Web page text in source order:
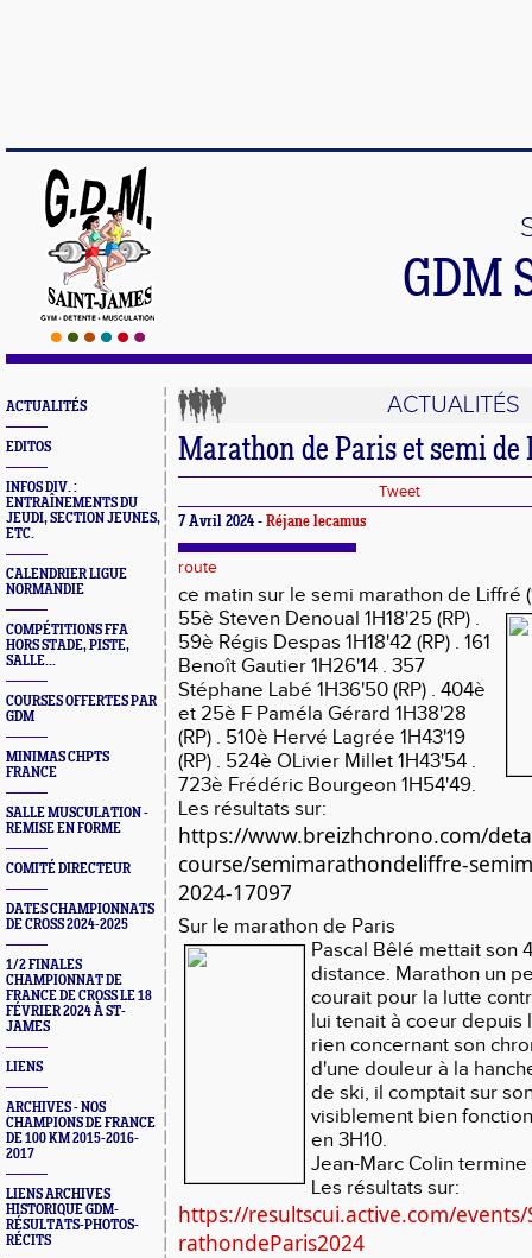
GDM
ACTUALITÉS
EDITOS
INFOS DIV. :
ENTRAÎNEMENTS DU
JEUDI, SECTION JEUNES,
ETC.
CALENDRIER LIGUE
NORMANDIE
COMPÉTITIONS FFA
HORS STADE, PISTE,
SALLE...
COURSES OFFERTES PAR
GDM
MINIMAS CHPTS
FRANCE
SALLE MUSCULATION -
REMISE EN FORME
COMITÉ DIRECTEUR
DATES CHAMPIONNATS
DE CROSS 2024-2025
1/2 FINALES
CHAMPIONNAT DE
FRANCE DE CROSS LE 18
FÉVRIER 2024 À ST-
JAMES
LIENS
ARCHIVES - NOS
CHAMPIONS DE FRANCE
DE 100 KM 2015-2016-
2017
LIENS ARCHIVES
HISTORIQUE GDM-
RÉSULTATS-PHOTOS-
RÉCITS
ACTUALITÉS
Marathon de Paris et semi
Tweet
7 Avril 2024 - Réjane lecamus
route
ce matin sur le semi marathon de Liffré
55è Steven Denoual 1H18'25 (RP) .
59è Régis Despas 1H18'42 (RP) . 161
Benoît Gautier 1H26'14 . 357
Stéphane Labé 1H36'50 (RP) . 404è
et 25è F Paméla Gérard 1H38'28
(RP) . 510è Hervé Lagrée 1H43'19
(RP) . 524è OLivier Millet 1H43'54 .
723è Frédéric Bourgeon 1H54'49.
Les résultats sur:
https://www.breizhchrono.com/
course/semimarathondeliffre-
2024-17097
Sur le marathon de Paris
Pascal Bêlé mettait son
distance. Marathon un
courait pour la lutte
lui tenait à coeur depuis
rien concernant son
d'une douleur à la
de ski, il comptait sur
visiblement bien
en 3H10.
Jean-Marc Colin
Les résultats sur:
https://resultscui.active.com/
rathondeParis2024